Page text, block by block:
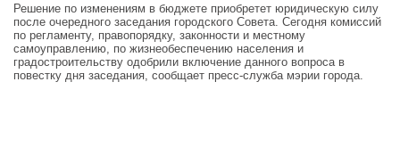
Решение по изменениям в бюджете приобретет юридическую силу
после очередного заседания городского Совета. Сегодня комиссий
по регламенту, правопорядку, законности и местному
самоуправлению, по жизнеобеспечению населения и
градостроительству одобрили включение данного вопроса в
повестку дня заседания, сообщает пресс-служба мэрии города.